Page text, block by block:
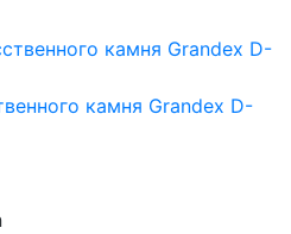
камня Grandex D-